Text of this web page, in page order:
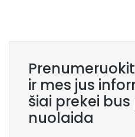
ir mes jus
šiai prekei
nuolaida